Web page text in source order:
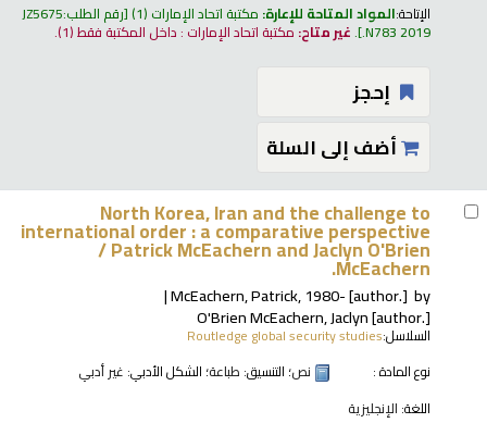
الإتاحة:المواد المتاحة للإعارة: مكتبة اتحاد الإمارات (1) رقم الطلب:JZ5675
.N783 2019
.غير متاح:مكتبة اتحاد الإمارات : داخل المكتبة فقط(1).
إحجز
أضف إلى السلة
North Korea, Iran and the challenge to
international order : a comparative perspective
/Patrick McEachern and Jaclyn O'Brien
McEachern.
by
McEachern, Patrick, 1980-[author.]
O'Brien McEachern, Jaclyn[author.]
السلاسل:Routledge global security studies
نوع المادة :
نص؛ التنسيق: طباعة؛ الشكل الأدبي: غير أدبي
اللغة: الإنجليزية